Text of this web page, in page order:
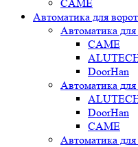
CAME
Автоматика для ворот
Автоматика
CAME
DoorHan
Автоматика
DoorHan
CAME
Автоматика